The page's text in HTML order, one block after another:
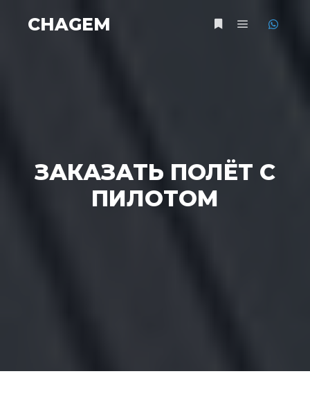
CHAGEM
ЗАКАЗАТЬ ПОЛЁТ С
ПИЛОТОМ